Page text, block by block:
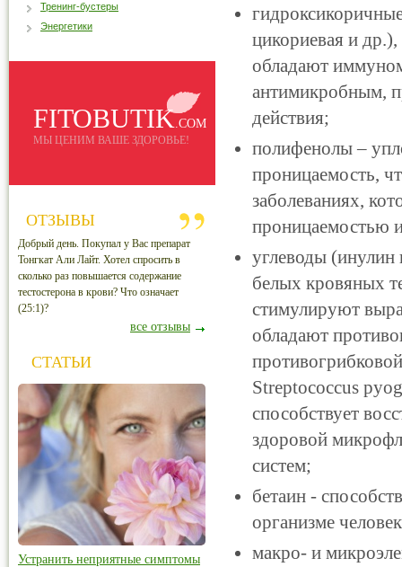
цикориевая и
обладают
антимикробным,
действия;
полифенолы –
проницаемость,
заболеваниях,
проницаемостью
углеводы (инулин
белых кровяных
стимулируют
обладают
Streptococcus
способствует
здоровой
систем;
бетаин -
организме
макро- и
Тренинг-бустеры
Энергетики
FITOBUTIK.COM
МЫ ЦЕНИМ ВАШЕ ЗДОРОВЬЕ!
ОТЗЫВЫ
Добрый день. Покупал у Вас препарат
Тонгкат Али Лайт. Хотел спросить в
сколько раз повышается содержание
тестостерона в крови? Что означает
(25:1)?
все отзывы
СТАТЬИ
Устранить неприятные симптомы